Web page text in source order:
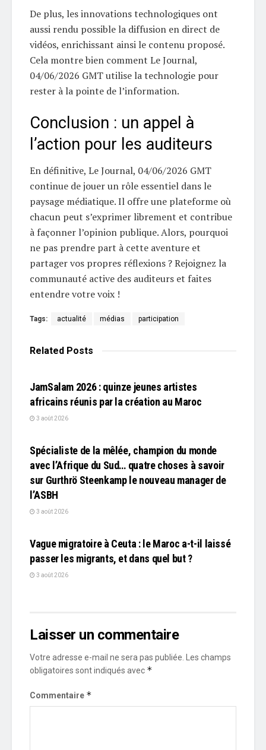
De plus, les innovations technologiques ont
aussi rendu possible la diffusion en direct de
vidéos, enrichissant ainsi le contenu proposé.
Cela montre bien comment Le Journal,
04/06/2026 GMT utilise la technologie pour
rester à la pointe de l’information.
Conclusion : un appel à
l’action pour les auditeurs
En définitive, Le Journal, 04/06/2026 GMT
continue de jouer un rôle essentiel dans le
paysage médiatique. Il offre une plateforme où
chacun peut s’exprimer librement et contribue
à façonner l’opinion publique. Alors, pourquoi
ne pas prendre part à cette aventure et
partager vos propres réflexions ? Rejoignez la
communauté active des auditeurs et faites
entendre votre voix !
Tags: actualité médias participation
Related Posts
JamSalam 2026 : quinze jeunes artistes
africains réunis par la création au Maroc
3 août 2026
Spécialiste de la mêlée, champion du monde
avec l’Afrique du Sud… quatre choses à savoir
sur Gurthrö Steenkamp le nouveau manager de
l’ASBH
3 août 2026
Vague migratoire à Ceuta : le Maroc a-t-il laissé
passer les migrants, et dans quel but ?
3 août 2026
Laisser un commentaire
Votre adresse e-mail ne sera pas publiée.
Les champs
obligatoires sont indiqués avec *
Commentaire *